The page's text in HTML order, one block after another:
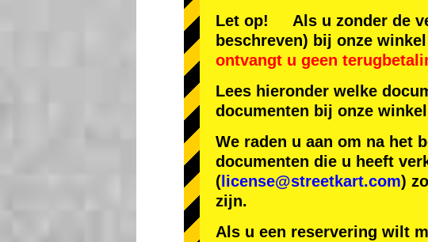
Let op! Als u zonder de
beschreven) bij onze
ontvangt u geen
Lees hieronder welke
documenten bij onze
We raden u aan om na het
documenten die u heeft
( license@streetkart.com)
zijn.
Als u een reservering wilt